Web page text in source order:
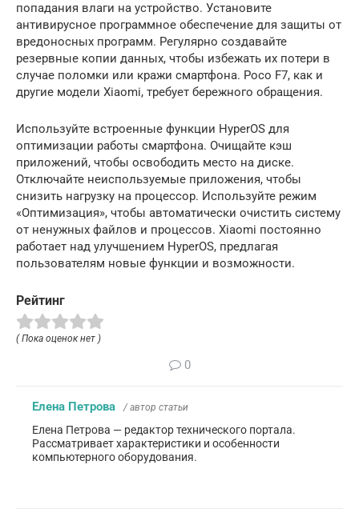
попадания влаги на устройство. Установите
антивирусное программное обеспечение для защиты от
вредоносных программ. Регулярно создавайте
резервные копии данных, чтобы избежать их потери в
случае поломки или кражи смартфона. Poco F7, как и
другие модели Xiaomi, требует бережного обращения.
Используйте встроенные функции HyperOS для
оптимизации работы смартфона. Очищайте кэш
приложений, чтобы освободить место на диске.
Отключайте неиспользуемые приложения, чтобы
снизить нагрузку на процессор. Используйте режим
«Оптимизация», чтобы автоматически очистить систему
от ненужных файлов и процессов. Xiaomi постоянно
работает над улучшением HyperOS, предлагая
пользователям новые функции и возможности.
Рейтинг
( Пока оценок нет )
0
Елена Петрова / автор статьи
Елена Петрова — редактор технического портала.
Рассматривает характеристики и особенности
компьютерного оборудования.